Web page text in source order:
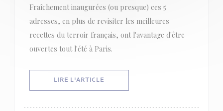
Fraîchement inaugurées (ou presque) ces 5
adresses, en plus de revisiter les meilleures
recettes du terroir français, ont l'avantage d'être
ouvertes tout l'été à Paris.
LIRE L'ARTICLE